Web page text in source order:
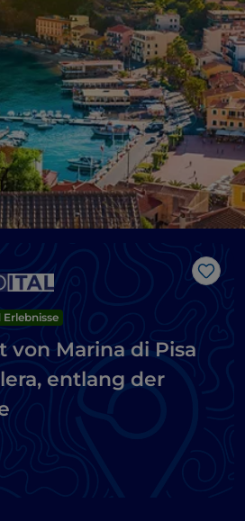
Like
von Marina di Pisa
entlang der